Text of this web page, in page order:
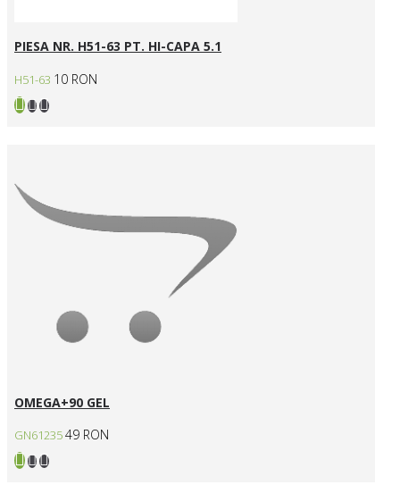
PIESA NR. H51-63 PT. HI-CAPA 5.1
H51-63 10 RON
OMEGA+90 GEL
GN6123549 RON